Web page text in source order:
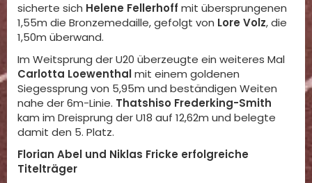
sicherte sich Helene Fellerhoff mit übersprungenen
1,55m die Bronzemedaille, gefolgt von Lore Volz, die
1,50m überwand.
Im Weitsprung der U20 überzeugte ein weiteres Mal
Carlotta Loewenthalmit einem goldenen
Siegessprung von 5,95m und beständigen Weiten
nahe der 6m-Linie. Thatshiso Frederking-Smith
kam im Dreisprung der U18 auf 12,62m und belegte
damit den 5. Platz.
Florian Abel und Niklas Fricke erfolgreiche
Titelträger